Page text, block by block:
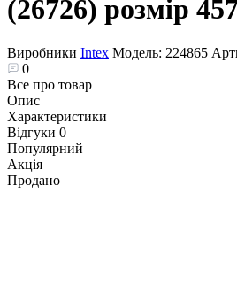
(26726) розмір
Виробники Intex Модель: 224865
0
Все про товар
Опис
Характеристики
Відгуки 0
Популярний
Акція
Продано